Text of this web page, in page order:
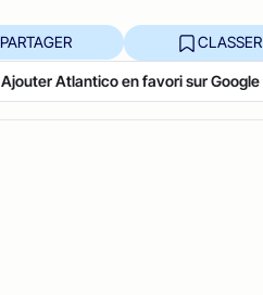
PARTAGER CLASSER
Ajouter Atlantico en favori sur Google